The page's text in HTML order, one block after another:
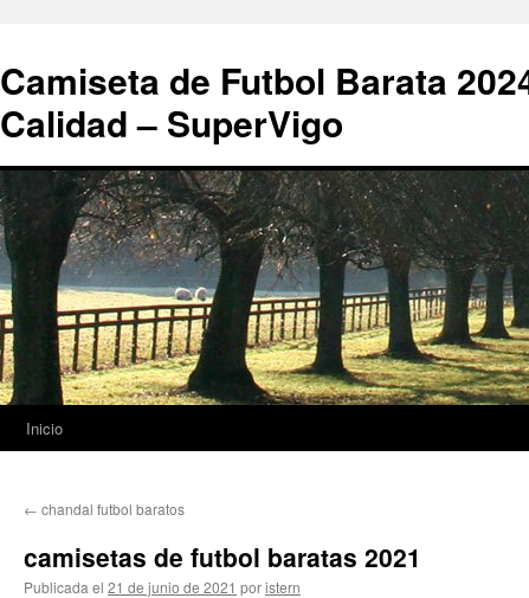
Camiseta de Futbol Barata
Calidad – SuperVigo
Saltar
contenido
Inicio
← chandal futbol baratos
camisetas de futbol baratas 2021
Publicada el 21 de junio de 2021 poristern